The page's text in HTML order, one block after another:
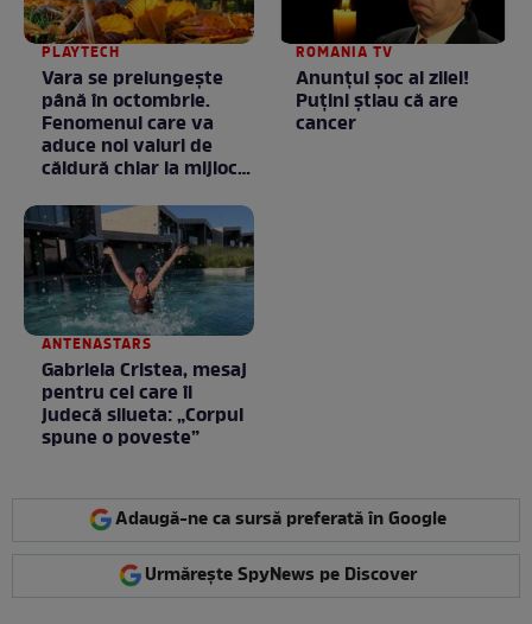
PLAYTECH
Vara se prelungeşte
până în octombrie.
Fenomenul care va
aduce noi valuri de
căldură chiar la mijlocul
ROMANIA TV
Anunţul şoc al zilei!
Puţini ştiau că are
cancer
ANTENASTARS
Gabriela Cristea, mesaj
pentru cei care îi
judecă silueta: „Corpul
spune o poveste”
Adaugă-ne ca sursă preferată în Google
Urmărește SpyNews pe Discover